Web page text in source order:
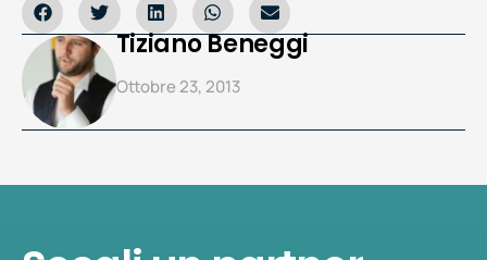
Tiziano Beneggi
Ottobre 23, 2013